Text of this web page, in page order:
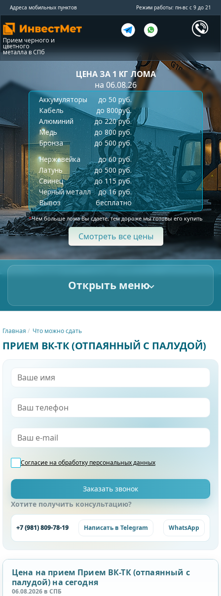
Адреса мобильных пунктов Режим работы: пн-вс с 9 до 21
Прием черного и
цветного
металла в СПб
ЦЕНА ЗА 1 КГ ЛОМА
на 06.08.26
Аккумуляторы
до 50 руб.
Кабель
до 800руб.
Алюминий
до 220 руб.
Медь
до 800 руб.
Бронза
до 500 руб.
Нержавейка
до 60 руб.
Латунь
до 500 руб.
Свинец
до 115 руб.
Черный металл
до 16 руб.
Вывоз
бесплатно
*Чем больше лома Вы сдаете, тем дороже мы готовы его купить
Смотреть все цены
Открыть меню
Главная Что можно сдать
ПРИЕМ ВК-ТК (ОТПАЯННЫЙ С ПАЛУДОЙ)
Согласие на обработку персональных данных
Хотите получить консультацию?
+7 (981) 809-78-19 Написать в Telegram WhatsApp
Цена на прием Прием ВК-ТК (отпаянный с
палудой) на сегодня
06.08.2026 в СПБ